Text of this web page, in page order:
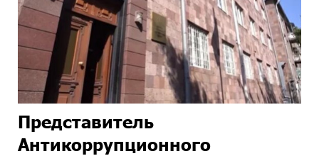
Представитель
Антикоррупционного